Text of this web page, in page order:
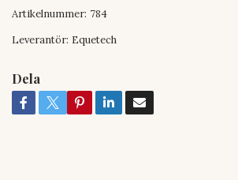
Artikelnummer: 784
Leverantör: Equetech
Dela